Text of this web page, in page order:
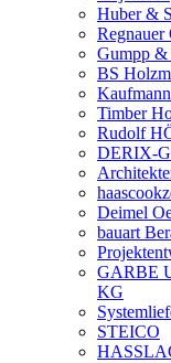
Huber &
Regnauer
Gumpp &
BS
Timber
Rudolf
DERIX-
Deimel
bauart
GARBE
KG
STEICO